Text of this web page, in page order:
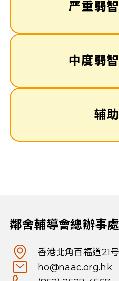
严重弱
中度弱
辅
鄰舍輔導會總辦事處
香港北角百福道21
ho@naac.org.hk